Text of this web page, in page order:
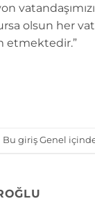
olsun her
etmektedir.”
Bu giriş Genel